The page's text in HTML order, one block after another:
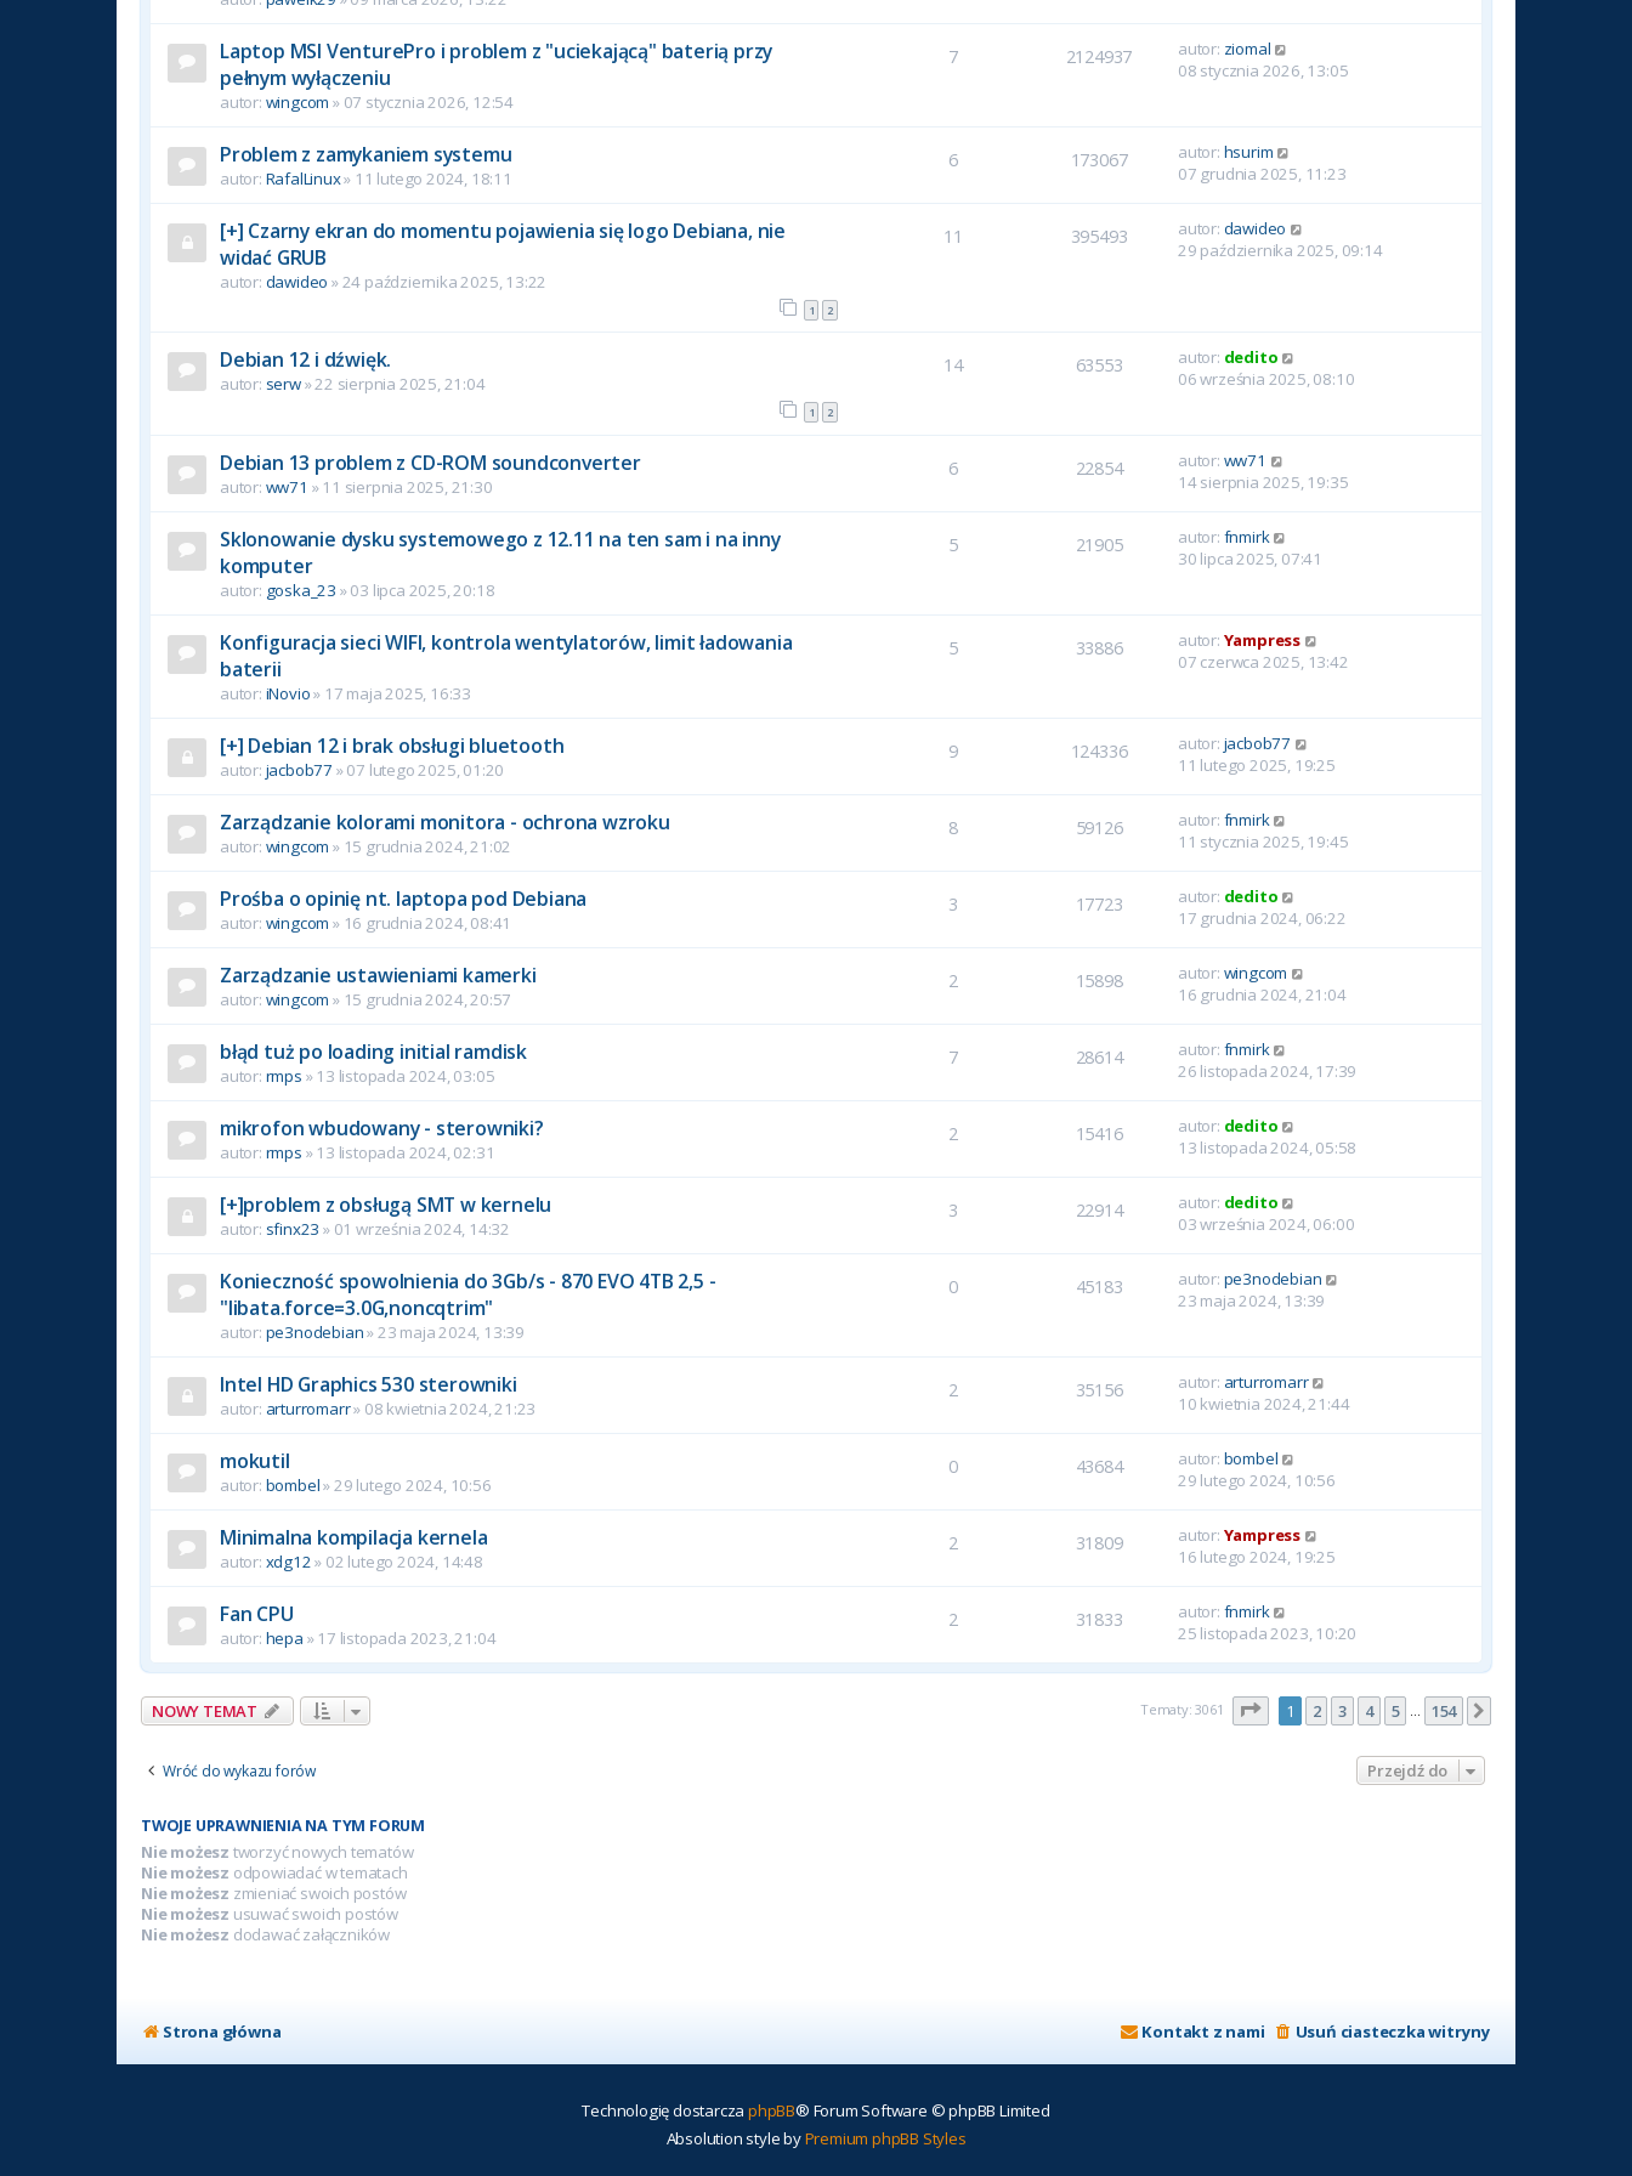
Laptop MSI VenturePro i problem z "uciekającą" baterią przy
pełnym wyłączeniu
autor: wingcom » 07 stycznia 2026, 12:54
7 2124937 autor: ziomal
08 stycznia 2026, 13:05
Problem z zamykaniem systemu
autor: RafalLinux» 11 lutego 2024, 18:11
6 173067 autor: hsurim
07 grudnia 2025, 11:23
[+] Czarny ekran do momentu pojawienia się logo Debiana, nie
widać GRUB
autor: dawideo » 24 października 2025, 13:22
1 2
11 395493 autor: dawideo
29 października 2025, 09:14
Debian 12 i dźwięk.
autor: serw» 22 sierpnia 2025, 21:04
1 2
14 63553 autor: dedito
06 września 2025, 08:10
Debian 13 problem z CD-ROM soundconverter
autor: ww71 » 11 sierpnia 2025, 21:30
6 22854 autor: ww71
14 sierpnia 2025, 19:35
Sklonowanie dysku systemowego z 12.11 na ten sam i na inny
komputer
autor: goska_23 » 03 lipca 2025, 20:18
5 21905 autor: fnmirk
30 lipca 2025, 07:41
Konfiguracja sieci WIFI, kontrola wentylatorów, limit ładowania
baterii
autor: iNovio» 17 maja 2025, 16:33
5 33886 autor: Yampress
07 czerwca 2025, 13:42
[+] Debian 12 i brak obsługi bluetooth
autor: jacbob77 » 07 lutego 2025, 01:20
9 124336 autor: jacbob77
11 lutego 2025, 19:25
Zarządzanie kolorami monitora - ochrona wzroku
autor: wingcom » 15 grudnia 2024, 21:02
8 59126 autor: fnmirk
11 stycznia 2025, 19:45
Prośba o opinię nt. laptopa pod Debiana
autor: wingcom » 16 grudnia 2024, 08:41
3 17723 autor: dedito
17 grudnia 2024, 06:22
Zarządzanie ustawieniami kamerki
autor: wingcom » 15 grudnia 2024, 20:57
2 15898 autor: wingcom
16 grudnia 2024, 21:04
błąd tuż po loading initial ramdisk
autor: rmps » 13 listopada 2024, 03:05
7 28614 autor: fnmirk
26 listopada 2024, 17:39
mikrofon wbudowany - sterowniki?
autor: rmps » 13 listopada 2024, 02:31
2 15416 autor: dedito
13 listopada 2024, 05:58
[+]problem z obsługą SMT w kernelu
autor: sfinx23 » 01 września 2024, 14:32
3 22914 autor: dedito
03 września 2024, 06:00
Konieczność spowolnienia do 3Gb/s - 870 EVO 4TB 2,5 -
"libata.force=3.0G,noncqtrim"
autor: pe3nodebian» 23 maja 2024, 13:39
0 45183 autor: pe3nodebian
23 maja 2024, 13:39
Intel HD Graphics 530 sterowniki
autor: arturromarr» 08 kwietnia 2024, 21:23
2 35156 autor: arturromarr
10 kwietnia 2024, 21:44
mokutil
autor: bombel» 29 lutego 2024, 10:56
0 43684 autor: bombel
29 lutego 2024, 10:56
Minimalna kompilacja kernela
autor: xdg12» 02 lutego 2024, 14:48
2 31809 autor: Yampress
16 lutego 2024, 19:25
Fan CPU
autor: hepa » 17 listopada 2023, 21:04
2 31833 autor: fnmirk
25 listopada 2023, 10:20
NOWY TEMAT Tematy: 3061 Strona1 z154
1 2 3 4 5 … 154
Wróć do wykazu forów Przejdź do
TWOJE UPRAWNIENIA NA TYM FORUM
Nie możesz tworzyć nowych tematów
Nie możesz odpowiadać w tematach
Nie możesz zmieniać swoich postów
Nie możesz usuwać swoich postów
Nie możesz dodawać załączników
Strona główna Usuń ciasteczka witryny
Kontakt z nami
Technologię dostarcza phpBB® Forum Software © phpBB Limited
Absolution style byPremium phpBB Styles